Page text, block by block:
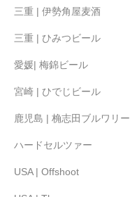
三重 | 伊勢角屋麦酒
三重 | ひみつビール
愛媛| 梅錦ビール
宮崎 | ひでじビール
鹿児島 | 桷志田ブルワリー
ハードセルツァー
USA | Offshoot